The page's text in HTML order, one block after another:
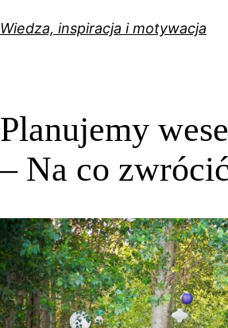
do
Wiedza, inspiracja i motywacja
Planujemy
– Na co